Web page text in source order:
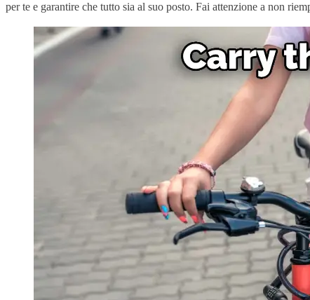
per te e garantire che tutto sia al suo posto. Fai attenzione a non